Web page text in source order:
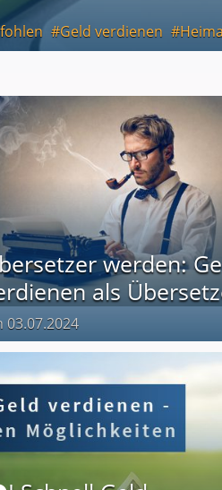
Geld verdienen
werden:
als
03.07.2024
I❶I Schnell Geld verdienen:
Produkttester werden und